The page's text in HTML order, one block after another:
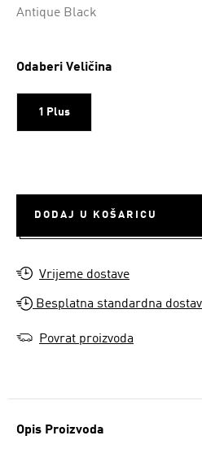
Opis Proizvoda
Antique Black
Odaberi Veličina
1 Plus
DODAJ U KOŠARICU
Vrijeme dostave
Besplatna standardna
Povrat proizvoda